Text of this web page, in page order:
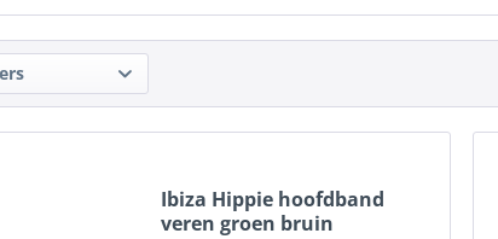
Ibiza Hippie hoofdband
veren groen bruin